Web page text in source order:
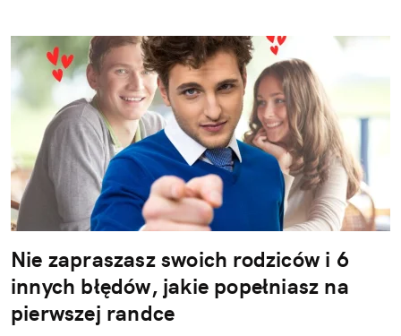
Nie zapraszasz swoich rodziców i 6
innych błędów, jakie popełniasz na
pierwszej randce